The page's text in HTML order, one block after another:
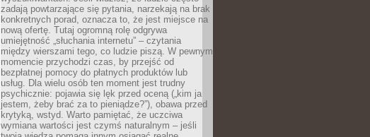
zadają powtarzające się pytania, narzekają na brak
konkretnych porad, oznacza to, że jest miejsce na
nową ofertę. Tutaj ogromną rolę odgrywa
umiejętność „słuchania internetu” – czytania
między wierszami tego, co ludzie piszą. W pewnym
momencie przychodzi czas, by przejść od
bezpłatnej pomocy do płatnych produktów lub
usług. Dla wielu osób ten moment jest trudny
psychicznie: pojawia się lęk przed oceną („kim ja
jestem, żeby brać za to pieniądze?”), obawa przed
krytyką, wstyd. Warto pamiętać, że uczciwa
wymiana wartości jest czymś naturalnym – jeśli